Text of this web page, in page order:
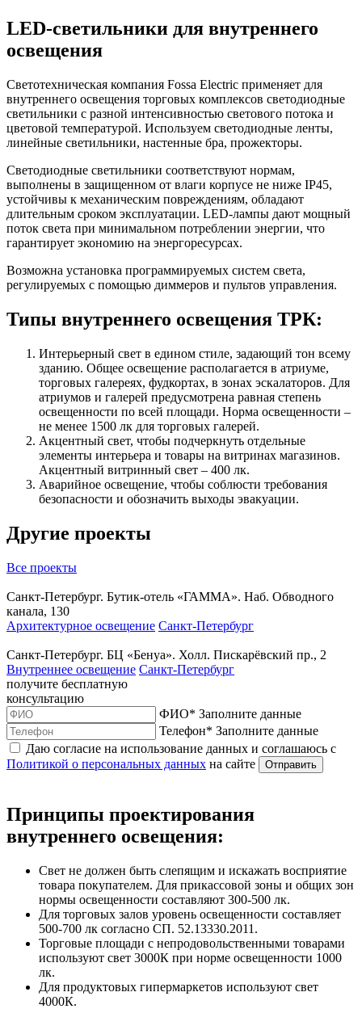
LED-светильники для внутреннего
освещения
Светотехническая компания Fossa Electric применяет для
внутреннего освещения торговых комплексов светодиодные
светильники с разной интенсивностью светового потока и
цветовой температурой. Используем светодиодные ленты,
линейные светильники, настенные бра, прожекторы.
Светодиодные светильники соответствуют нормам,
выполнены в защищенном от влаги корпусе не ниже IP45,
устойчивы к механическим повреждениям, обладают
длительным сроком эксплуатации. LED-лампы дают мощный
поток света при минимальном потреблении энергии, что
гарантирует экономию на энергоресурсах.
Возможна установка программируемых систем света,
регулируемых с помощью диммеров и пультов управления.
Типы внутреннего освещения ТРК:
Интерьерный свет в едином стиле, задающий тон всему
зданию. Общее освещение располагается в атриуме,
торговых галереях, фудкортах, в зонах эскалаторов. Для
атриумов и галерей предусмотрена равная степень
освещенности по всей площади. Норма освещенности –
не менее 1500 лк для торговых галерей.
Акцентный свет, чтобы подчеркнуть отдельные
элементы интерьера и товары на витринах магазинов.
Акцентный витринный свет – 400 лк.
Аварийное освещение, чтобы соблюсти требования
безопасности и обозначить выходы эвакуации.
Другие проекты
Все проекты
Санкт-Петербург. Бутик-отель «ГАММА». Наб. Обводного
канала, 130
Архитектурное освещение Санкт-Петербург
Санкт-Петербург. БЦ «Бенуа». Холл. Пискарёвский пр., 2
Внутреннее освещение Санкт-Петербург
получите бесплатную
консультацию
ФИО* Заполните данные
Телефон* Заполните данные
Даю согласие на использование данных и соглашаюсь с
Политикой о персональных данных на сайте Отправить
Принципы проектирования
внутреннего освещения:
Свет не должен быть слепящим и искажать восприятие
товара покупателем. Для прикассовой зоны и общих зон
нормы освещенности составляют 300-500 лк.
Для торговых залов уровень освещенности составляет
500-700 лк согласно СП. 52.13330.2011.
Торговые площади с непродовольственными товарами
используют свет 3000К при норме освещенности 1000
лк.
Для продуктовых гипермаркетов используют свет
4000К.